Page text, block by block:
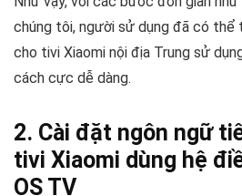
chúng tôi, người sử dụng đã có
cho tivi Xiaomi nội địa Trung sử
cách cực dễ dàng.
2. Cài đặt ngôn ngữ
tivi Xiaomi dùng hệ
OS TV